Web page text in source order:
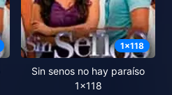
1x118
Sin senos no hay paraíso
1x118